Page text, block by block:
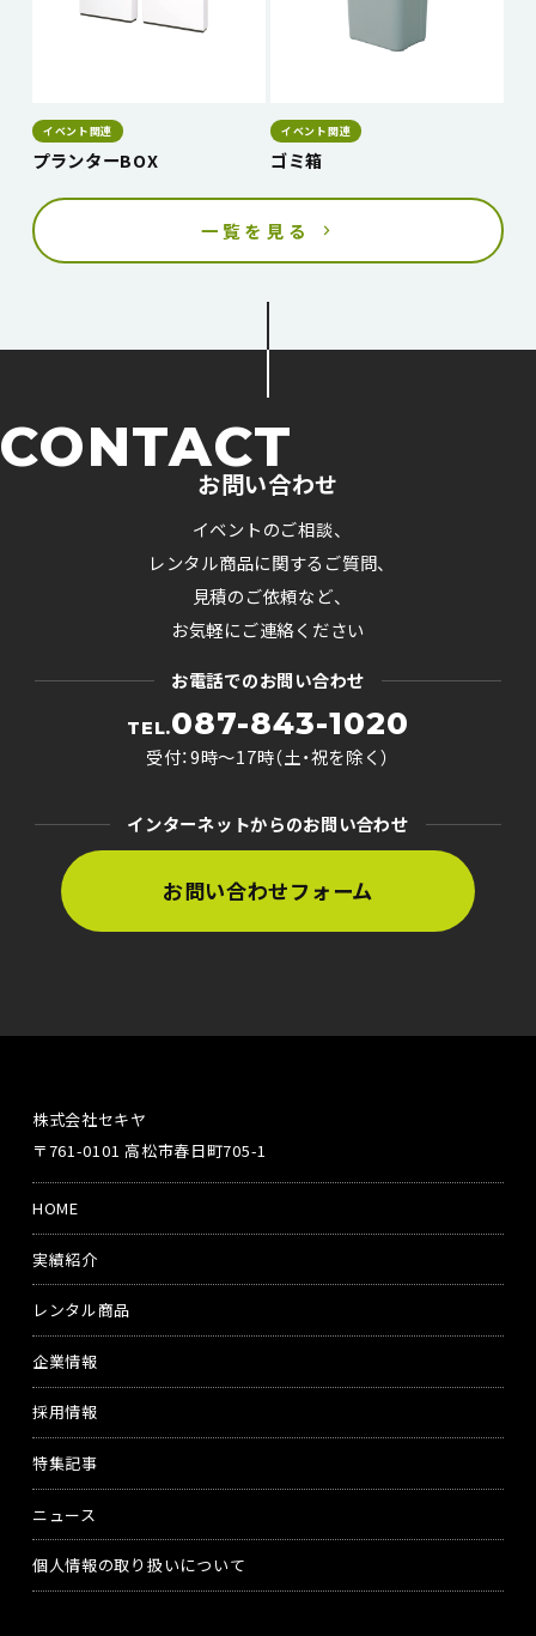
イベント関連
プランターBOX
イベント関連
ゴミ箱
一覧を見る
CONTACT
お問い合わせ
イベントのご相談、
レンタル商品に関するご質問、
見積のご依頼など、
お気軽にご連絡ください
お電話でのお問い合わせ
TEL.087-843-1020
受付：9時〜17時（土・祝を除く）
インターネットからのお問い合わせ
お問い合わせフォーム
株式会社セキヤ
〒761-0101 高松市春日町705-1
HOME
実績紹介
レンタル商品
企業情報
採用情報
特集記事
ニュース
個人情報の取り扱いについて